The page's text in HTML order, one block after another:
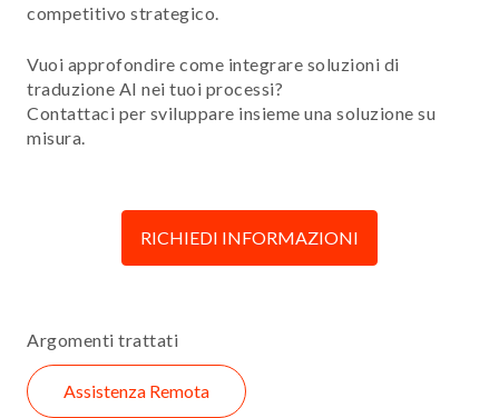
competitivo strategico.
Vuoi approfondire come integrare soluzioni di
traduzione AI nei tuoi processi?
Contattaci per sviluppare insieme una soluzione su
misura.
RICHIEDI INFORMAZIONI
Argomenti trattati
Assistenza Remota